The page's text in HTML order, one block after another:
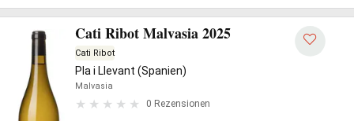
Cati Ribot Malvasia 2025
Cati Ribot
Pla i Llevant (Spanien)
Malvasia
0 Rezensionen